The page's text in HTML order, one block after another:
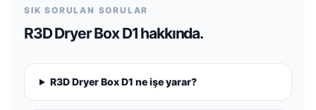
SIK SORULAN SORULAR
R3D Dryer Box D1 hakkında.
R3D Dryer Box D1 ne işe yarar?